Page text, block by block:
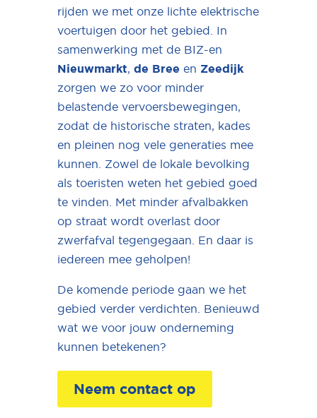
rijden we met onze lichte elektrische
voertuigen door het gebied. In
samenwerking met de BIZ-en
Nieuwmarkt, de Bree en Zeedijk
zorgen we zo voor minder
belastende vervoersbewegingen,
zodat de historische straten, kades
en pleinen nog vele generaties mee
kunnen. Zowel de lokale bevolking
als toeristen weten het gebied goed
te vinden. Met minder afvalbakken
op straat wordt overlast door
zwerfafval tegengegaan. En daar is
iedereen mee geholpen!
De komende periode gaan we het
gebied verder verdichten. Benieuwd
wat we voor jouw onderneming
kunnen betekenen?
Neem contact op